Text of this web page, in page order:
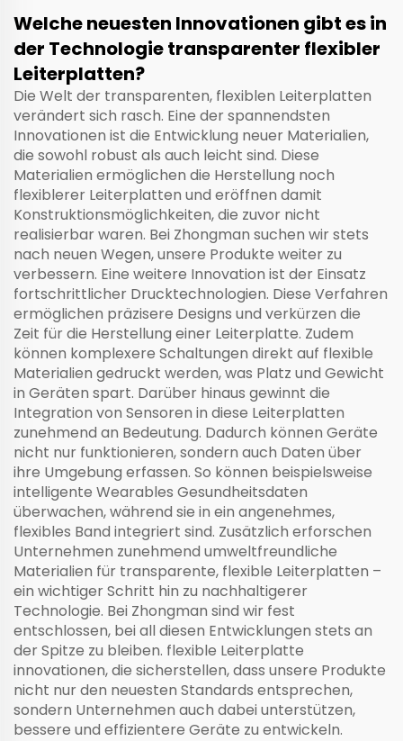
kundenspezifische
Größe für
Sicherheitsgurt-
Vorder- und
Rücksitzen
Welche neuesten Innovationen gibt es in
der Technologie transparenter flexibler
Leiterplatten?
Die Welt der transparenten, flexiblen Leiterplatten
verändert sich rasch. Eine der spannendsten
Innovationen ist die Entwicklung neuer Materialien,
die sowohl robust als auch leicht sind. Diese
Materialien ermöglichen die Herstellung noch
flexiblerer Leiterplatten und eröffnen damit
Konstruktionsmöglichkeiten, die zuvor nicht
realisierbar waren. Bei Zhongman suchen wir stets
nach neuen Wegen, unsere Produkte weiter zu
verbessern. Eine weitere Innovation ist der Einsatz
fortschrittlicher Drucktechnologien. Diese Verfahren
ermöglichen präzisere Designs und verkürzen die
Zeit für die Herstellung einer Leiterplatte. Zudem
können komplexere Schaltungen direkt auf flexible
Materialien gedruckt werden, was Platz und Gewicht
in Geräten spart. Darüber hinaus gewinnt die
Integration von Sensoren in diese Leiterplatten
zunehmend an Bedeutung. Dadurch können Geräte
nicht nur funktionieren, sondern auch Daten über
ihre Umgebung erfassen. So können beispielsweise
intelligente Wearables Gesundheitsdaten
überwachen, während sie in ein angenehmes,
flexibles Band integriert sind. Zusätzlich erforschen
Unternehmen zunehmend umweltfreundliche
Materialien für transparente, flexible Leiterplatten –
ein wichtiger Schritt hin zu nachhaltigerer
Technologie. Bei Zhongman sind wir fest
entschlossen, bei all diesen Entwicklungen stets an
der Spitze zu bleiben. flexible Leiterplatte
innovationen, die sicherstellen, dass unsere Produkte
nicht nur den neuesten Standards entsprechen,
sondern Unternehmen auch dabei unterstützen,
bessere und effizientere Geräte zu entwickeln.